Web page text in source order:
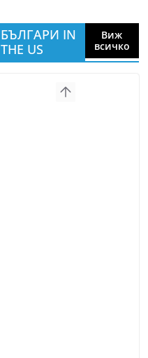
БЪЛГАРИ IN
THE US
Виж
всичко